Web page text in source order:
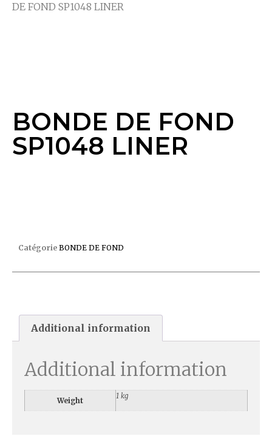
DE FOND SP1048 LINER
BONDE DE FOND
SP1048 LINER
Catégorie BONDE DE FOND
Additional information
Additional information
Weight
1 kg